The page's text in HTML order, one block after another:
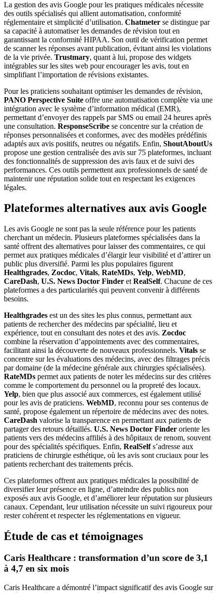
La gestion des avis Google pour les pratiques médicales nécessite
des outils spécialisés qui allient automatisation, conformité
réglementaire et simplicité d’utilisation. Chatmeter se distingue par
sa capacité à automatiser les demandes de révision tout en
garantissant la conformité HIPAA. Son outil de vérification permet
de scanner les réponses avant publication, évitant ainsi les violations
de la vie privée. Trustmary, quant à lui, propose des widgets
intégrables sur les sites web pour encourager les avis, tout en
simplifiant l’importation de révisions existantes.
Pour les praticiens souhaitant optimiser les demandes de révision,
PANO Perspective Suite offre une automatisation complète via une
intégration avec le système d’information médical (EMR),
permettant d’envoyer des rappels par SMS ou email 24 heures après
une consultation. ResponseScribe se concentre sur la création de
réponses personnalisées et conformes, avec des modèles prédéfinis
adaptés aux avis positifs, neutres ou négatifs. Enfin, ShoutAboutUs
propose une gestion centralisée des avis sur 75 plateformes, incluant
des fonctionnalités de suppression des avis faux et de suivi des
performances. Ces outils permettent aux professionnels de santé de
maintenir une réputation solide tout en respectant les exigences
légales.
Plateformes alternatives aux avis Google
Les avis Google ne sont pas la seule référence pour les patients
cherchant un médecin. Plusieurs plateformes spécialisées dans la
santé offrent des alternatives pour laisser des commentaires, ce qui
permet aux pratiques médicales d’élargir leur visibilité et d’attirer un
public plus diversifié. Parmi les plus populaires figurent
Healthgrades, Zocdoc, Vitals, RateMDs, Yelp, WebMD,
CareDash, U.S. News Doctor Finder et RealSelf. Chacune de ces
plateformes a des particularités qui peuvent convenir à différents
besoins.
Healthgrades est un des sites les plus connus, permettant aux
patients de rechercher des médecins par spécialité, lieu et
expérience, tout en consultant des notes et des avis. Zocdoc
combine la réservation d’appointements avec des commentaires,
facilitant ainsi la découverte de nouveaux professionnels. Vitals se
concentre sur les évaluations des médecins, avec des filtrages précis
par domaine (de la médecine générale aux chirurgies spécialisées).
RateMDs permet aux patients de noter les médecins sur des critères
comme le comportement du personnel ou la propreté des locaux.
Yelp, bien que plus associé aux commerces, est également utilisé
pour les avis de praticiens. WebMD, reconnu pour ses contenus de
santé, propose également un répertoire de médecins avec des notes.
CareDash valorise la transparence en permettant aux patients de
partager des retours détaillés. U.S. News Doctor Finder oriente les
patients vers des médecins affiliés à des hôpitaux de renom, souvent
pour des spécialités spécifiques. Enfin, RealSelfs’adresse aux
praticiens de chirurgie esthétique, où les avis sont cruciaux pour les
patients recherchant des traitements précis.
Ces plateformes offrent aux pratiques médicales la possibilité de
diversifier leur présence en ligne, d’atteindre des publics non
exposés aux avis Google, et d’améliorer leur réputation sur plusieurs
canaux. Cependant, leur utilisation nécessite un suivi rigoureux pour
rester cohérent et respecter les réglementations en vigueur.
Étude de cas et témoignages
Caris Healthcare : transformation d’un score de 3,1
à 4,7 en six mois
Caris Healthcare a démontré l’impact significatif des avis Google sur